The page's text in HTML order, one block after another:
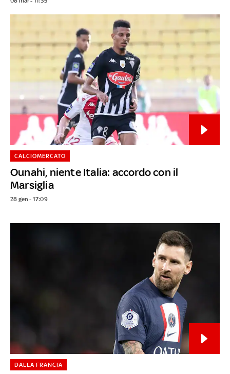
Ounahi, niente Italia: accordo con il
Marsiglia
CALCIOMERCATO
28 gen - 17:09
DALLA FRANCIA